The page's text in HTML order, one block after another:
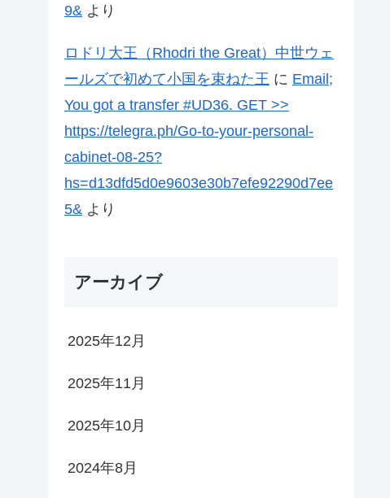
9& より
ロドリ大王（Rhodri the Great）中世ウェ
ールズで初めて小国を束ねた王 に Email;
You got a transfer #UD36. GET >>
https://telegra.ph/Go-to-your-personal-
cabinet-08-25?
hs=d13dfd5d0e9603e30b7efe92290d7ee
5& より
アーカイブ
2025年12月
2025年11月
2025年10月
2024年8月